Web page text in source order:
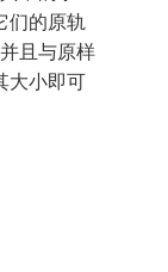
们的原轨
且与原样
大小即可